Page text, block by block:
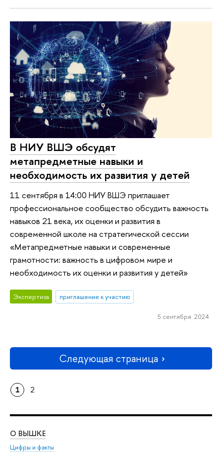
В НИУ ВШЭ обсудят
метапредметные навыки и
необходимость их развития у детей
11 сентября в 14:00 НИУ ВШЭ приглашает
профессиональное сообщество обсудить важность
навыков 21 века, их оценки и развития в
современной школе на стратегической сессии
«Метапредметные навыки и современные
грамотности: важность в цифровом мире и
необходимость их оценки и развития у детей»
Экспертиза приглашение к участию
5 сентября 2024
Следующая страница
1 2
О ВЫШКЕ
Цифры и факты